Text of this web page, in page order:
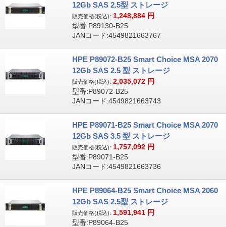
12Gb SAS 2.5型 ストレージ
販売価格(税込): 1,248,884 円
型番:P89130-B25
JANコード:4549821663767
HPE P89072-B25 Smart Choice MSA 2070
12Gb SAS 2.5 型 ストレージ
販売価格(税込): 2,035,072 円
型番:P89072-B25
JANコード:4549821663743
HPE P89071-B25 Smart Choice MSA 2070
12Gb SAS 3.5 型 ストレージ
販売価格(税込): 1,757,092 円
型番:P89071-B25
JANコード:4549821663736
HPE P89064-B25 Smart Choice MSA 2060
12Gb SAS 2.5型 ストレージ
販売価格(税込): 1,591,941 円
型番:P89064-B25